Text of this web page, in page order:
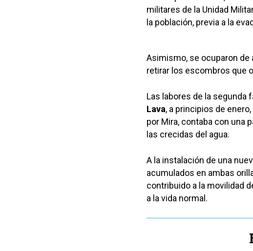
militares de la Unidad
la población, previa a la
Asimismo, se ocuparon de
retirar los escombros que
Las labores de la segunda
Lava, a principios de
por Mira, contaba con una
las crecidas del agua.
A la instalación de una
acumulados en ambas
contribuido a la movilidad
a la vida normal.